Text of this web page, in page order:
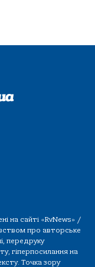
на сайті «RvNews» /
про авторське
передруку
гіперпосилання на
Точка зору